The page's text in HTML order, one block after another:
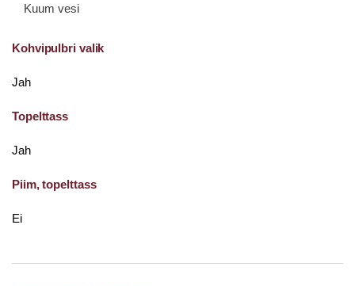
Kuum vesi
Kohvipulbri valik
Jah
Topelttass
Jah
Piim, topelttass
Ei